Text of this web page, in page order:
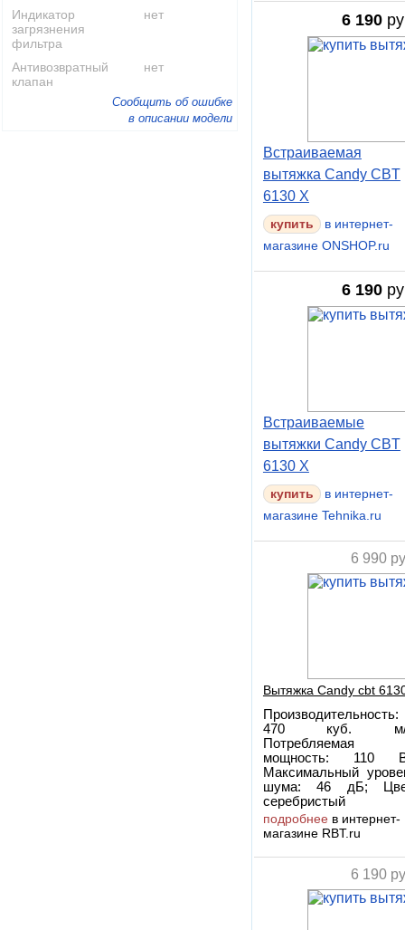
Индикатор
загрязнения
фильтра
нет
Антивозвратный
клапан
нет
Сообщить об ошибке
в описании модели
6 190
Встраиваемая
вытяжка Candy CBT
6130 X
купить
в интернет-
магазине ONSHOP.ru
6 190
Встраиваемые
вытяжки Candy CBT
6130 X
в интернет-
магазине Tehnika.ru
6 990
Вытяжка Candy cbt
Производительность:
470 куб. м/
Потребляемая
мощность: 110
Максимальный
шума: 46 дБ;
серебристый
подробнеев интернет-
магазине RBT.ru
6 190